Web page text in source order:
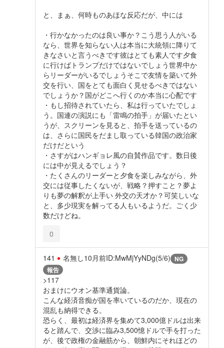
と、まぁ、何時ものあほな反応だが、中には
・行かなかったのは良い事か？こう思う人がいる
なら、世界を知らない人は本当に大統領に降りて
きなさいと言うべきです彼はとても素人です夕食
に行けばトランプだけではないでしょう世界中か
らリーダーがいるでしょうそこで友情を築いて外
交を行い、国をとても面白く見せるべきではない
でしょうか？国がどこへ行くのか本当に心配です
・もし招待されていたら、私は行っていたでしょ
う。国連の演説にも「雷鳴の拍手」が届いたとい
うが、スクリーンを見ると、拍手を送っているの
は、さらに国民をだまし取っている韓国の政治家
だけだという
・さすがはハンギョレ風の自賛作品です。数日後
には中が見えるでしょう？
・たくさんのリーダーと夕食を楽しみながら、外
交には従事したくないが、戦略？押すこと？夢よ
りも夢の解釈が上手い 外交の天才か？可笑しいな
と、多少現実を解ってる人もいるようだ。ごく少
数だけどね。
0
141 名無し10月前ID:MwMjYyNDg(5/6) NG
報告
>117
おまけにウオン基準通貨論。
こんな経済音痴が国を率いているのだか、現在の
混乱も納得できる。
恐らく、最初は経済界を集めて3,000億ドルは出来
ると踏んで、交渉に臨み3,500憶ドルで手を打った
が、後で政権の金融筋から、朝鮮内にそれほどの